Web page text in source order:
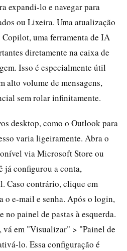
expandi-lo e navegar para
ou Lixeira. Uma atualização
uma ferramenta de IA
diretamente na caixa de
Isso é especialmente útil
alto volume de mensagens,
sem rolar infinitamente.
desktop, como o Outlook para
varia ligeiramente. Abra o
via Microsoft Store ou
já configurou a conta,
Caso contrário, clique em
o e-mail e senha. Após o login,
no painel de pastas à esquerda.
vá em "Visualizar" > "Painel de
lo. Essa configuração é